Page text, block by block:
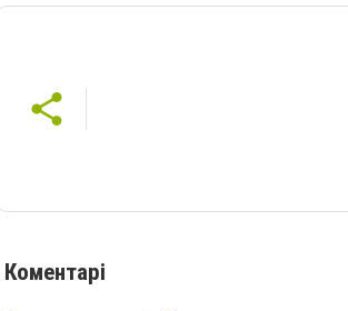
Коментарі